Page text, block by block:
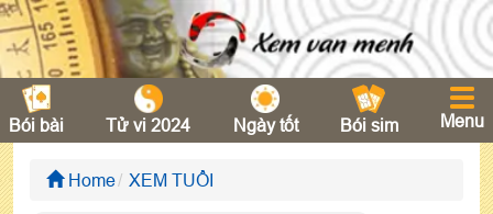
Bói bài Tử vi 2024 Ngày tốt Bói sim Menu
Home XEM TUỔI